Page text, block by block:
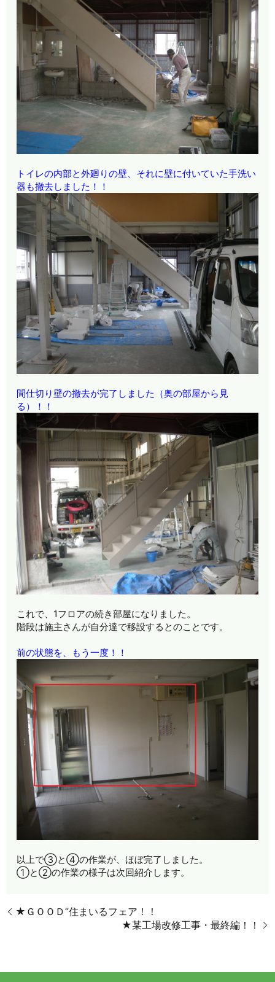
トイレの内部と外廻りの壁、それに壁に付いていた手洗い
器も撤去しました！！
間仕切り壁の撤去が完了しました（奥の部屋から見
る）！！
これで、1フロアの続き部屋になりました。
階段は施主さんが自分達で移設するとのことです。
前の状態を、もう一度！！
以上で③と④の作業が、ほぼ完了しました。
①と②の作業の様子は次回紹介します。
★ＧＯＯＤ”住まいるフェア！！
★某工場改修工事・最終編！！